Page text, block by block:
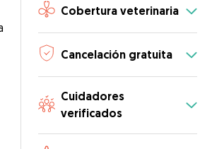
Cobertura veterinaria
Cancelación gratuita
Cuidadores
verificados